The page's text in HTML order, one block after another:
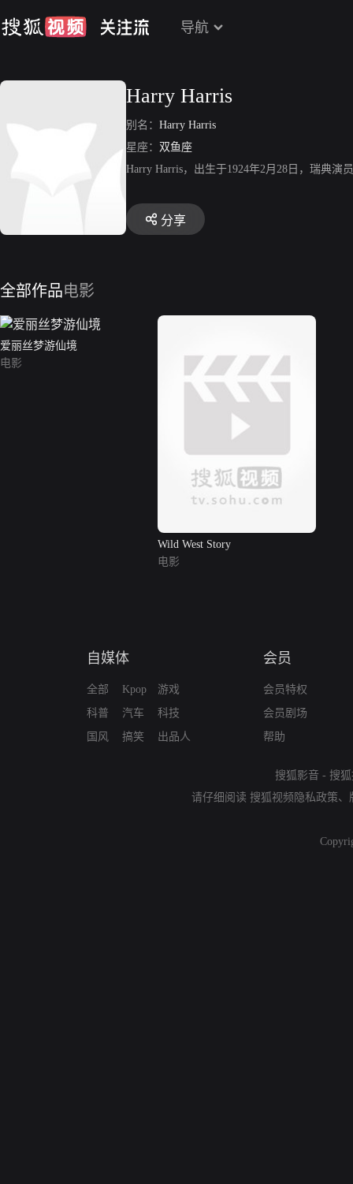
导航
Harry Harris
别名： Harry Harris
星座： 双鱼座
Harry Harris，出生于1924年2月28日，瑞典演
分享
全部作品电影
爱丽丝梦游仙境
电影
Wild West Story
电影
自媒体
全部
科普
国风
Kpop
汽车
搞笑
游戏
科技
出品人
会员
会员特权
会员剧场
帮助
搜狐影音 - 搜
请仔细阅读 搜狐视频隐私政策、